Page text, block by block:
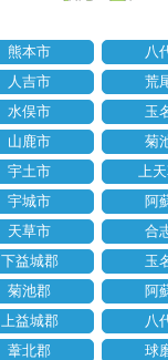
熊本市
八
人吉市
荒
水俣市
玉
山鹿市
菊
宇土市
上
宇城市
阿
天草市
合
下益城郡
玉
菊池郡
阿
上益城郡
八
葦北郡
球